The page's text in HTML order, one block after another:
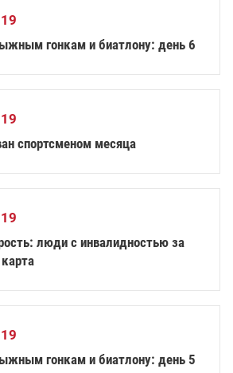
гонкам и биатлону: день 6
спортсменом месяца
люди с инвалидностью за
гонкам и биатлону: день 5